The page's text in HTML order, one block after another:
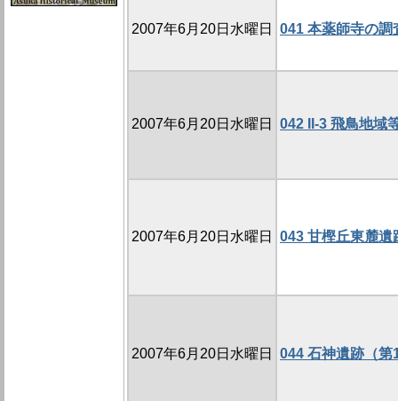
2007年6月20日水曜日 041 本薬師寺の調
2007年6月20日水曜日 042 II-3 飛鳥地域
2007年6月20日水曜日 043 甘樫丘東麓遺
2007年6月20日水曜日 044 石神遺跡（